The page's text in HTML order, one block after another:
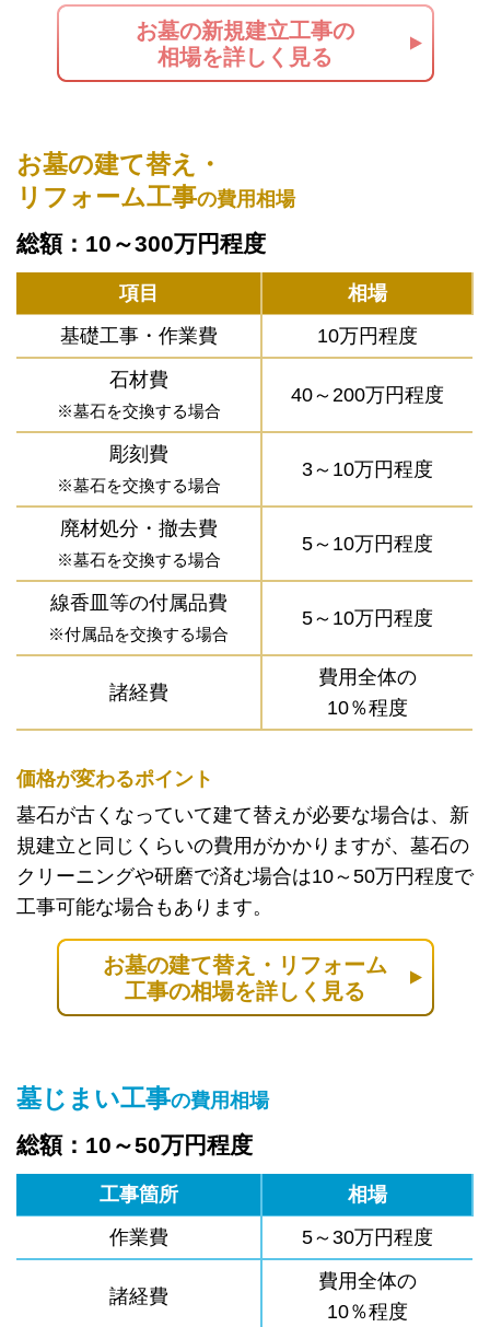
お墓の新規建立工事の
相場を詳しく見る
お墓の建て替え・
リフォーム工事の費用相場
総額：10～300万円程度
項目
相場
基礎工事・作業費
10万円程度
石材費
※墓石を交換する場合
40～200万円程度
彫刻費
※墓石を交換する場合
3～10万円程度
廃材処分・撤去費
※墓石を交換する場合
5～10万円程度
線香皿等の付属品費
※付属品を交換する場合
5～10万円程度
諸経費
費用全体の
10％程度
価格が変わるポイント
墓石が古くなっていて建て替えが必要な場合は、新
規建立と同じくらいの費用がかかりますが、墓石の
クリーニングや研磨で済む場合は10～50万円程度で
工事可能な場合もあります。
お墓の建て替え・リフォーム
工事の相場を詳しく見る
墓じまい工事の費用相場
総額：10～50万円程度
工事箇所
相場
作業費
5～30万円程度
諸経費
費用全体の
10％程度